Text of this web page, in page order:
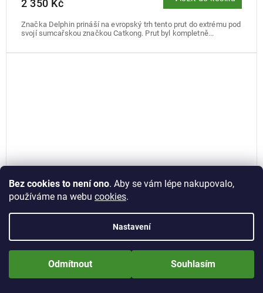
Bez cookies to není ono. Aby se vám lépe nakupovalo,
používáme na webu cookies.
Nastavení
Odmítnout Souhlasím
Nově zaregistrované zákazníci obdrží slevu 5% hned po prvním
přihlášení! Sleva se nevztahuje na jíž zlevněné zboží! Přejeme Vám
2 350 Kč
Značka Delphin prináší na evropský trh tento prut do extrému pod
svojí sumcařskou značkou Catkong. Prut byl kompletně...
Skladem v eshopu